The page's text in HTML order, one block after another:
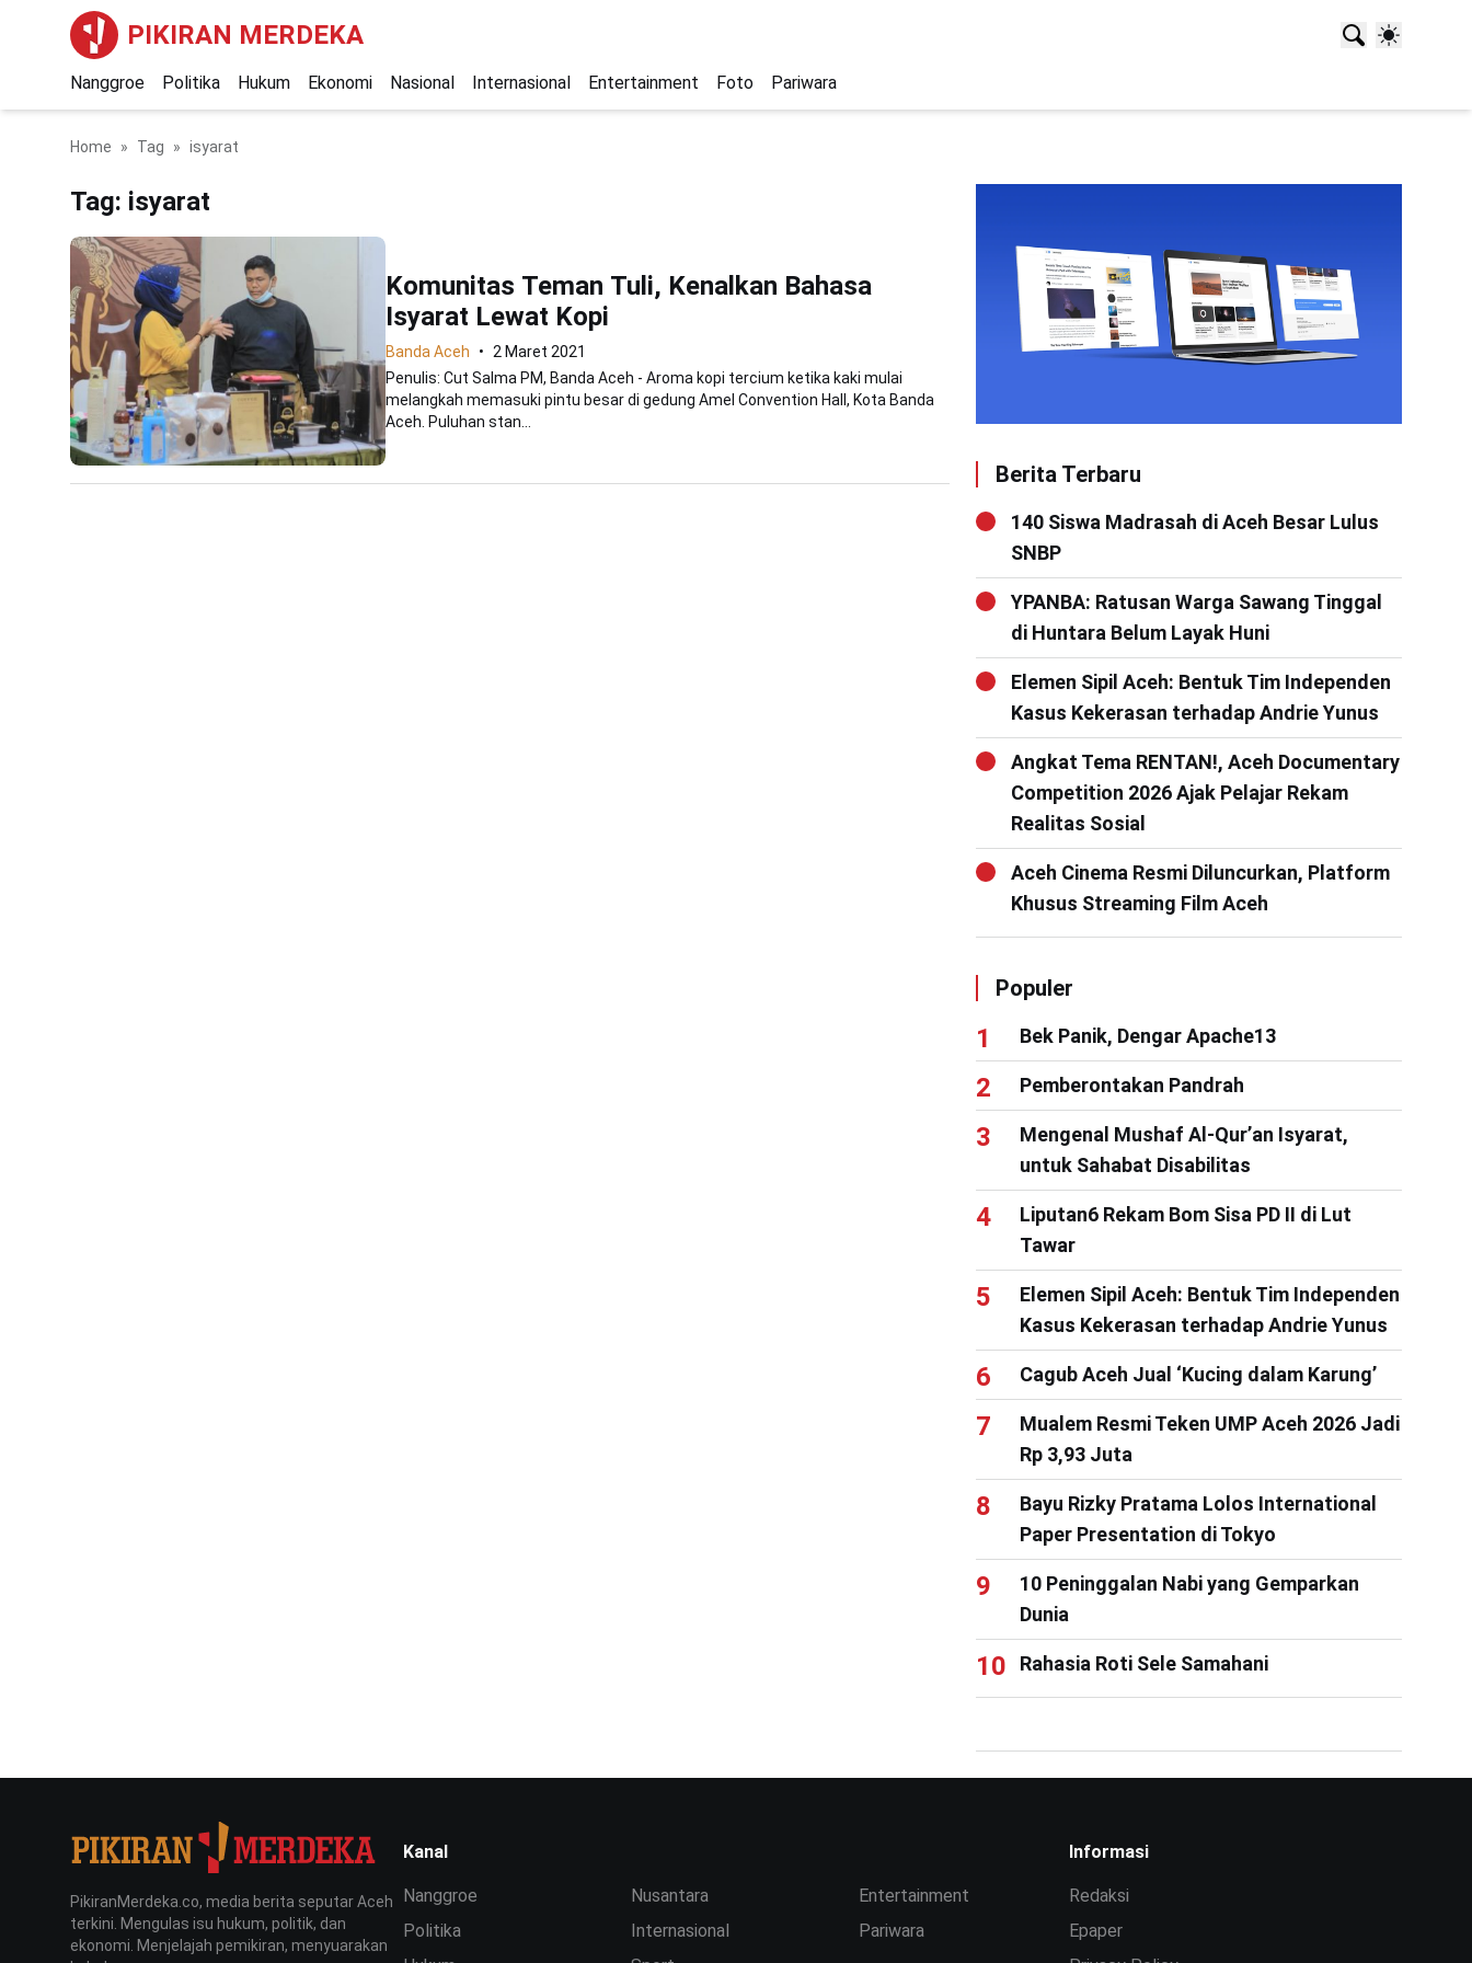
PIKIRAN MERDEKA
Nanggroe Politika Hukum Ekonomi Nasional Internasional Entertainment Foto Pariwara
Home Tag isyarat
Tag: isyarat
Komunitas Teman Tuli, Kenalkan Bahasa
Isyarat Lewat Kopi
Banda Aceh
2 Maret 2021
Penulis: Cut Salma PM, Banda Aceh - Aroma kopi tercium ketika kaki mulai
melangkah memasuki pintu besar di gedung Amel Convention Hall, Kota Banda
Aceh. Puluhan stan...
Berita Terbaru
140 Siswa Madrasah di Aceh Besar Lulus
SNBP
YPANBA: Ratusan Warga Sawang Tinggal
di Huntara Belum Layak Huni
Elemen Sipil Aceh: Bentuk Tim Independen
Kasus Kekerasan terhadap Andrie Yunus
Angkat Tema RENTAN!, Aceh Documentary
Competition 2026 Ajak Pelajar Rekam
Realitas Sosial
Aceh Cinema Resmi Diluncurkan, Platform
Khusus Streaming Film Aceh
Populer
Bek Panik, Dengar Apache13
Pemberontakan Pandrah
Mengenal Mushaf Al-Qur’an Isyarat,
untuk Sahabat Disabilitas
Liputan6 Rekam Bom Sisa PD II di Lut
Tawar
Elemen Sipil Aceh: Bentuk Tim Independen
Kasus Kekerasan terhadap Andrie Yunus
Cagub Aceh Jual ‘Kucing dalam Karung’
Mualem Resmi Teken UMP Aceh 2026 Jadi
Rp 3,93 Juta
Bayu Rizky Pratama Lolos International
Paper Presentation di Tokyo
10 Peninggalan Nabi yang Gemparkan
Dunia
Rahasia Roti Sele Samahani
PikiranMerdeka.co, media berita seputar Aceh
terkini. Mengulas isu hukum, politik, dan
ekonomi. Menjelajah pemikiran, menyuarakan
Kanal
Nanggroe
Politika
Nusantara
Internasional
Entertainment
Pariwara
Informasi
Redaksi
Epaper